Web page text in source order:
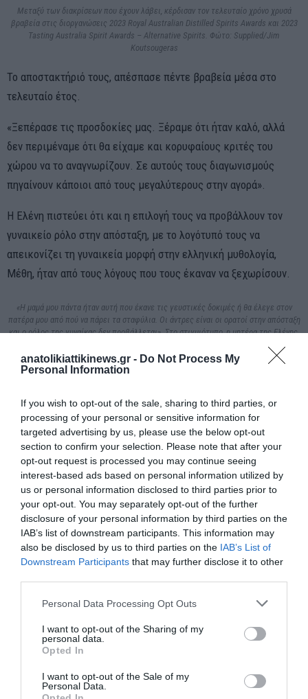
anatolikiattikinews.gr - Do Not Process My
Personal Information
If you wish to opt-out of the sale, sharing to third parties, or
processing of your personal or sensitive information for
targeted advertising by us, please use the below opt-out
section to confirm your selection. Please note that after your
opt-out request is processed you may continue seeing
interest-based ads based on personal information utilized by
us or personal information disclosed to third parties prior to
your opt-out. You may separately opt-out of the further
disclosure of your personal information by third parties on the
IAB’s list of downstream participants. This information may
also be disclosed by us to third parties on the IAB’s List of
Downstream Participants that may further disclose it to other
Personal Data Processing Opt Outs
I want to opt-out of the Sharing of my
personal data.
Opted In
I want to opt-out of the Sale of my
Personal Data.
Μεταξύ των διακρίσεων που έχουν λάβει, κέρδισαν τον τελευταίο χρόνο χρυσά
βραβεία στις διοργανώσεις 2023 Royal Australian Distilled Spirits Awards και 2023
Tasting Australia Spirit Awards – Alternative Spirits. Φώτο: Supplied/Jim
Koutsougeras
Το αποστακτήριό τους, απέσπασε πέντε βραβεία μέσα στο
τελευταίο έτος.
«Ξεπέρασε τις προσδοκίες μας. Ξέραμε ότι ήταν καλό, αλλά
δεν περιμέναμε ότι θα είχαμε και κορυφαίους κριτές του
χώρου να το αναγνωρίζουν. Σε αυτούς τους διαγωνισμούς
πηγαίνουν κάποιοι από τους μεγαλύτερους στην αγορά».
Η Ελένη πιστεύει ότι και η επιλογή τους να προβάλλουν τον
γυναικείο ρόλο στην απόσταξη, με το λογότυπό τους να
απεικονίζει τη γυναικεία μορφή στην ελληνική μυθολογία,
Μέθη, ήταν από τους λόγους που τους έκαναν να ξεχωρίσουν.
«Η μαμά μου πάντα ήταν αυτή που έκανε τις γευστικές δοκιμές ή θα έλεγε στον
πατέρα μου από πού να πάρει τα σταφύλια. Οι άντρες είναι οι ορατοί στην απόσταξη
και ο ρόλος της γυναίκας δεν προβάλλεται». Στο στιγμιότυπο, η μητέρα της Ελένης,
Μαρία Λαμπροπούλου, γυρίζοντας τη σούβλα σε οικογενειακή συγκέντρωση γύρω
στο 1970. Φώτο: Supplied/Jim Koutsougeras
βραβεία, η πλειοψηφία ήταν άνδρες.
«Αλλά ξέρετε για εμάς, έχει να κάνει με τον σημαντικό ρόλο
που παίζουν και οι γυναίκες στη διαδικασία της απόσταξης,
αλλά και στο να συγκεντρώνουν τον κόσμο μαζί, να φέρνουν
φαγητό και αλκοόλ στο τραπέζι».
Οι ίδιοι, λέει, γνωρίζουν από τις οικογένειές τους και τις
αφηγήσεις τους, για τη σύμπραξη ανδρών-γυναικών στην
απόσταξη.
αναλαμβάνοντας και ηγετικό ρόλο που μπορεί απλώς να μην
είναι εμφανής».
μετανάστευσης και ελληνική μυθολογία.